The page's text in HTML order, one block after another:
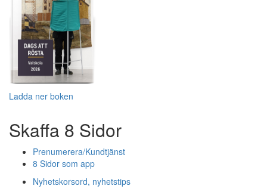
Ladda ner boken
Skaffa 8 Sidor
Prenumerera/Kundtjänst
8 Sidor som app
Nyhetskorsord, nyhetstips